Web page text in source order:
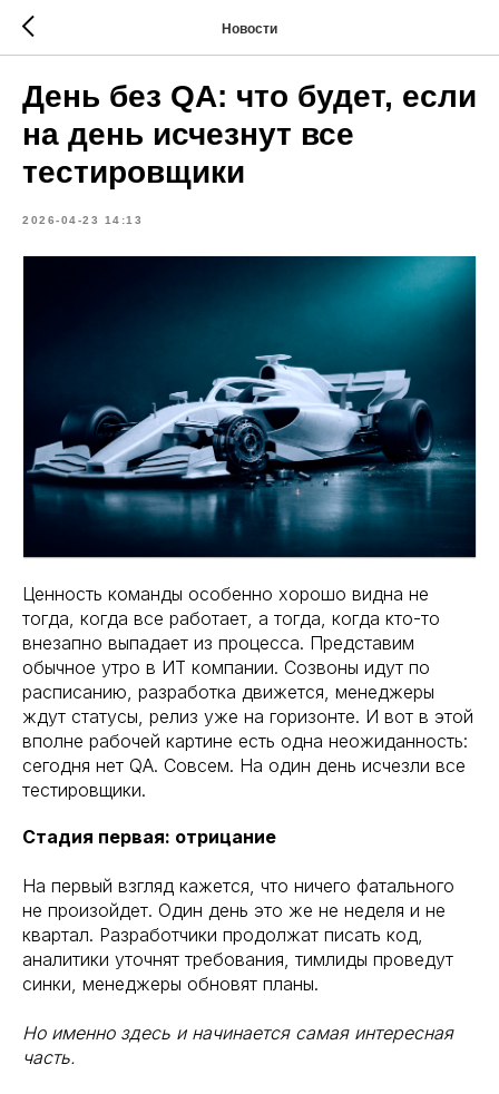
Новости
День без QA: что будет, если
на день исчезнут все
тестировщики
2026-04-23 14:13
Ценность команды особенно хорошо видна не
тогда, когда все работает, а тогда, когда кто-то
внезапно выпадает из процесса. Представим
обычное утро в ИТ компании. Созвоны идут по
расписанию, разработка движется, менеджеры
ждут статусы, релиз уже на горизонте. И вот в этой
вполне рабочей картине есть одна неожиданность:
сегодня нет QA. Совсем. На один день исчезли все
тестировщики.
Стадия первая: отрицание
На первый взгляд кажется, что ничего фатального
не произойдет. Один день это же не неделя и не
квартал. Разработчики продолжат писать код,
аналитики уточнят требования, тимлиды проведут
синки, менеджеры обновят планы.
Но именно здесь и начинается самая интересная
часть.